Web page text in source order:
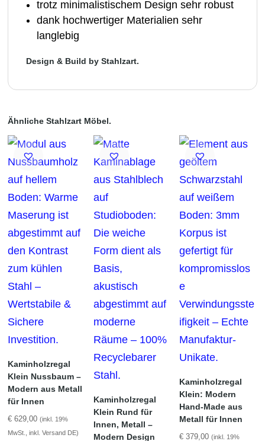
trotz minimalistischem Design sehr robust
dank hochwertiger Materialien sehr
langlebig
Design & Build by Stahlzart.
Ähnliche Stahlzart Möbel.
Kaminholzregal
Klein Nussbaum –
Modern aus Metall
für Innen
€ 629,00 (inkl. 19%
MwSt., inkl. Versand DE)
Kaminholzregal
Klein Rund für
Innen, Metall –
Modern Design
Kaminholzregal
Klein: Modern
Hand-Made aus
Metall für Innen
€ 379,00 (inkl. 19%